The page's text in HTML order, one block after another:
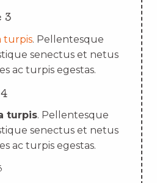
3
turpis. Pellentesque
senectus et netus
ac turpis egestas.
turpis. Pellentesque
senectus et netus
ac turpis egestas.